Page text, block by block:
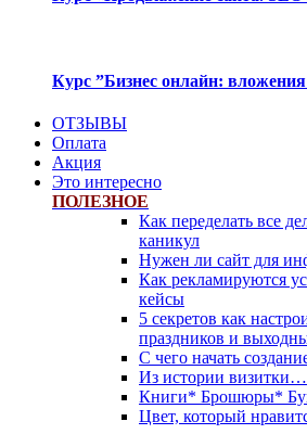
Курс ”Бизнес онлайн:
ОТЗЫВЫ
Оплата
Акция
Это интересно
ПОЛЕЗНОЕ
Как переделать все
каникул
Нужен ли сайт для
Как рекламируются
кейсы
5 секретов как
праздников и
С чего начать
Из истории визитки…
Книги* Брошюры*
Цвет, который